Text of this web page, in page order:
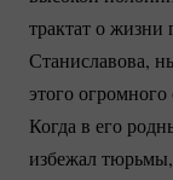
трактат о жизни
Станиславова,
этого
Когда в его
избежал